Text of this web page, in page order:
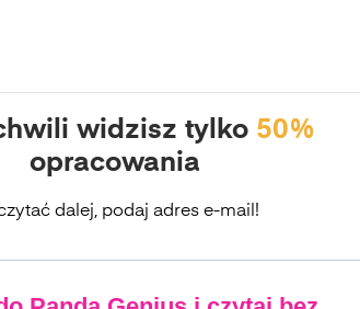
widzisz tylko 50%
opracowania
dalej, podaj adres e-mail!